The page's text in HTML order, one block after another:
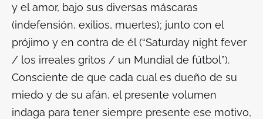
y el amor, bajo sus diversas máscaras
(indefensión, exilios, muertes); junto con el
prójimo y en contra de él (“Saturday night fever
/ los irreales gritos / un Mundial de fútbol”).
Consciente de que cada cual es dueño de su
miedo y de su afán, el presente volumen
indaga para tener siempre presente ese motivo,